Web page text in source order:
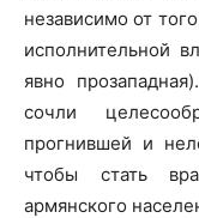
независимо от
исполнительной
явно
сочли
прогнившей и
чтобы стать
армянского